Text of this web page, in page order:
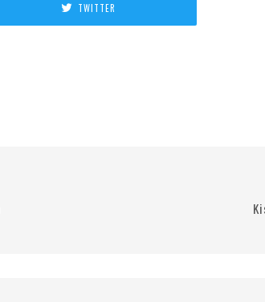
TWITTER